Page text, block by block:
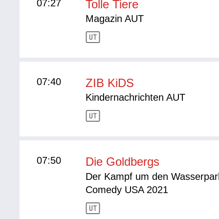
07:27 Tolle Tiere
Magazin AUT
07:40 ZIB KiDS
Kindernachrichten AUT
07:50 Die Goldbergs
Der Kampf um den
Comedy USA 2021